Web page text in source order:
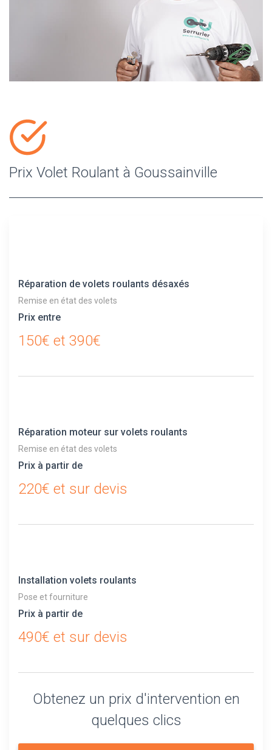
Prix Volet Roulant à Goussainville
Réparation de volets roulants désaxés
Remise en état des volets
Prix entre
150€ et 390€
Réparation moteur sur volets roulants
Remise en état des volets
Prix à partir de
220€ et sur devis
Installation volets roulants
Pose et fourniture
Prix à partir de
490€ et sur devis
Obtenez un prix d'intervention en
quelques clics